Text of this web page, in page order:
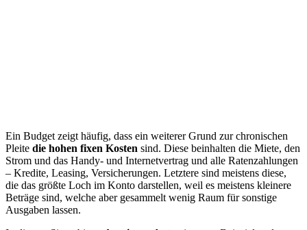
Ein Budget zeigt häufig, dass ein weiterer Grund zur chronischen
Pleite die hohen fixen Kosten sind. Diese beinhalten die Miete, den
Strom und das Handy- und Internetvertrag und alle Ratenzahlungen
– Kredite, Leasing, Versicherungen. Letztere sind meistens diese,
die das größte Loch im Konto darstellen, weil es meistens kleinere
Beträge sind, welche aber gesammelt wenig Raum für sonstige
Ausgaben lassen.